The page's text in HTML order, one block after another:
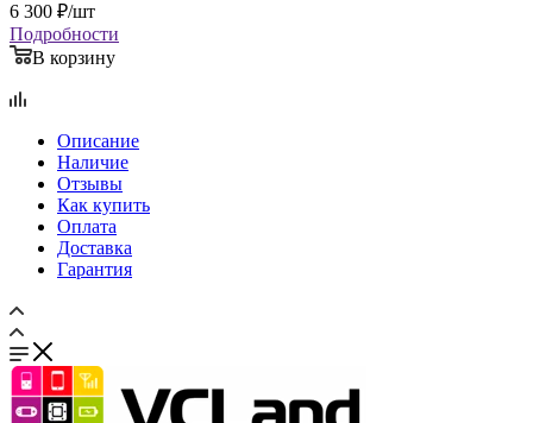
6 300 ₽/шт
Подробности
В корзину
Описание
Наличие
Отзывы
Как купить
Оплата
Доставка
Гарантия